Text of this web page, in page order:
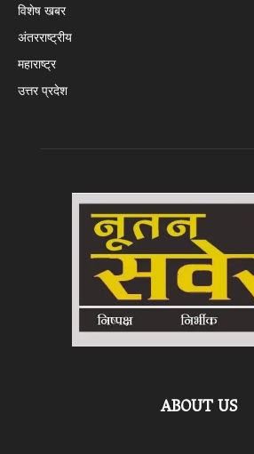
विशेष खबर
अंतरराष्ट्रीय
महाराष्ट्र
उत्तर प्रदेश
ABOUT US